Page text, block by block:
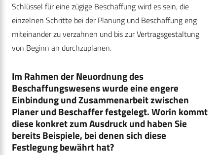
Schlüssel für eine zügige Beschaffung wird es sein, die
einzelnen Schritte bei der Planung und Beschaffung eng
miteinander zu verzahnen und bis zur Vertragsgestaltung
von Beginn an durchzuplanen.
Im Rahmen der Neuordnung des
Beschaffungswesens wurde eine engere
Einbindung und Zusammenarbeit zwischen
Planer und Beschaffer festgelegt. Worin kommt
diese konkret zum Ausdruck und haben Sie
bereits Beispiele, bei denen sich diese
Festlegung bewährt hat?